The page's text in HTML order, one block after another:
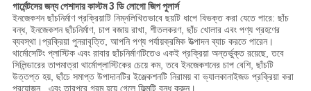
গার্মেন্টসের জন্য পেশাদার কাস্টম 3 ডি লোগো জিপ পুলার্স
ইনজেকশন ছাঁচনির্মাণ প্রক্রিয়াটি নিম্নলিখিতভাবে ছয়টি ধাপে বিভক্ত করা যেতে পারে: ছাঁচ
বন্ধ, ইনজেকশন ছাঁচনির্মাণ, চাপ বজায় রাখা, শীতলকরণ, ছাঁচ খোলার এবং পণ্য গ্রহণের
ব্যবস্থা।প্রক্রিয়া পুনরাবৃত্তি, আপনি পণ্য পর্যায়ক্রমিক উত্পাদন ব্যাচ করতে পারেন।
থার্মোসেটিং প্লাস্টিক এবং রাবার ছাঁচনির্মাণটিতেও একই প্রক্রিয়া অন্তর্ভুক্ত রয়েছে, তবে
সিলিন্ডারের তাপমাত্রা থার্মোপ্লাস্টিকের চেয়ে কম, তবে ইনজেকশনের চাপ বেশি, ছাঁচটি
উত্তপ্ত হয়, ছাঁচে সমাপ্ত উপাদানটির ইঞ্জেকশনটি নিরাময় বা ভ্যালকানাইজড প্রক্রিয়া করা
প্রয়োজন , এবং তারপরে গরম হয়ে গেলে ফিল্মটি বন্ধ করুন।